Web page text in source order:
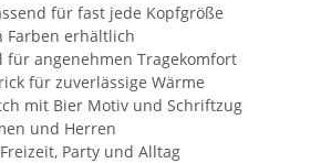
für fast jede Kopfgröße
Farben erhältlich
für angenehmen Tragekomfort
für zuverlässige Wärme
mit Bier Motiv und Schriftzug
und Herren
Party und Alltag